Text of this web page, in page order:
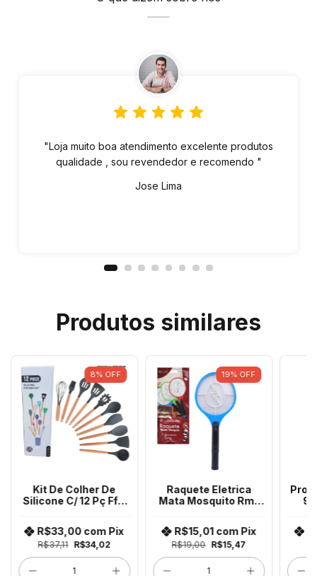
"Loja muito boa atendimento excelente produtos
qualidade , sou revendedor e recomendo "
Jose Lima
Produtos similares
8% OFF
Kit De Colher De
Silicone C/ 12 Pç Ffj-
R$37,11 R$34,02
R$33,00 com Pix
19% OFF
Raquete Eletrica
Mata Mosquito Rm-
R$19,00 R$15,47
R$15,01 com Pix